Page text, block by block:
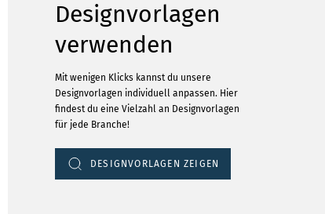
Designvorlagen
verwenden
Mit wenigen Klicks kannst du unsere
Designvorlagen individuell anpassen. Hier
findest du eine Vielzahl an Designvorlagen
für jede Branche!
DESIGNVORLAGEN ZEIGEN